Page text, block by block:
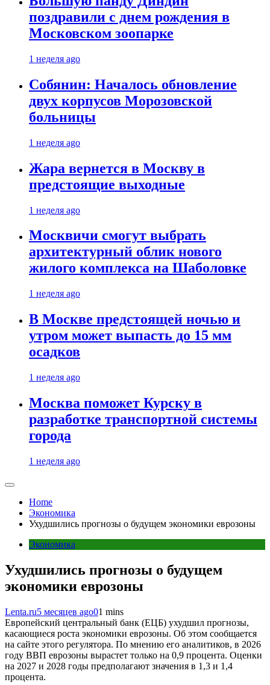
поздравили с днем рождения в
Московском зоопарке
1 неделя ago
Собянин: Началось обновление
двух корпусов Морозовской
больницы
1 неделя ago
Жара вернется в Москву в
предстоящие выходные
1 неделя ago
Москвичи смогут выбрать
архитектурный облик нового
жилого комплекса на Шаболовке
1 неделя ago
В Москве предстоящей ночью и
утром может выпасть до 15 мм
осадков
1 неделя ago
Москва поможет Курску в
разработке транспортной системы
города
1 неделя ago
Home
Экономика
Ухудшились прогнозы о будущем экономики еврозоны
Экономика
Ухудшились прогнозы о будущем
экономики еврозоны
Lenta.ru5 месяцев ago01 mins
Европейский центральный банк (ЕЦБ) ухудшил прогнозы,
касающиеся роста экономики еврозоны. Об этом сообщается
на сайте этого регулятора. По мнению его аналитиков, в 2026
году ВВП еврозоны вырастет только на 0,9 процента. Оценки
на 2027 и 2028 годы предполагают значения в 1,3 и 1,4
процента.